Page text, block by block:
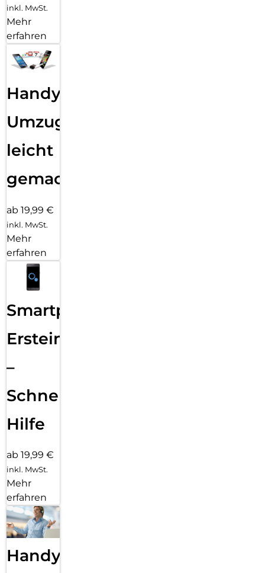
inkl. MwSt.
Mehr
erfahren
Handy
Umzug
leicht
gemacht!
ab 19,99 €
inkl. MwSt.
Mehr
erfahren
Smartphone
Ersteinrichtung
–
Schnelle
Hilfe
ab 19,99 €
inkl. MwSt.
Mehr
erfahren
Handy